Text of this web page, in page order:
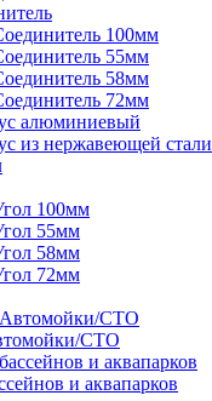
100мм
55мм
58мм
72мм
алюминиевый
из нержавеющей стали
100мм
55мм
58мм
72мм
СТО
и аквапарков